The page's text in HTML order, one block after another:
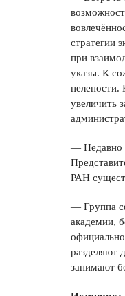
стратегии
при
указы. К
нелепости.
увеличить
— Недавно
РАН
— Группа
академии,
разделяют
занимают